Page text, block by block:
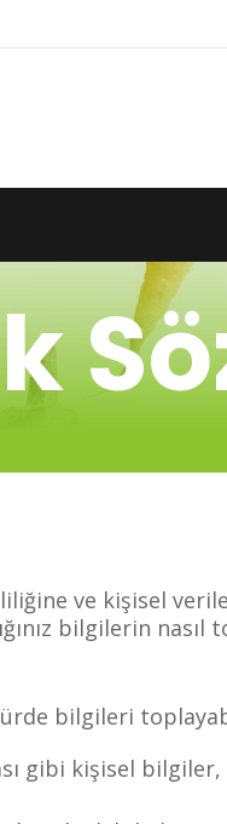
ve kişisel
bilgilerin nasıl
bilgileri
gibi kişisel bilgiler,